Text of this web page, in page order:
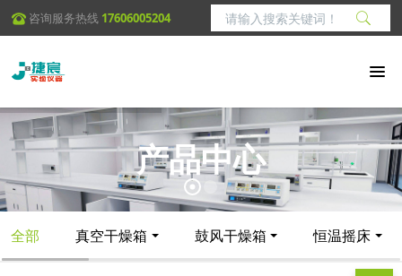
咨询服务热线 17606005204
产品中心
全部 真空干燥箱 鼓风干燥箱 恒温摇床